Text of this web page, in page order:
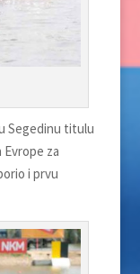
Segedinu titulu
za
i prvu